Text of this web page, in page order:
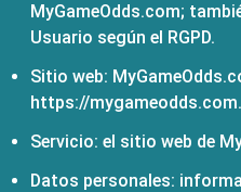
MyGameOdds.com;
Usuario según el RGPD.
Sitio web:
https://mygameodds.com.
Servicio: el sitio web de
Datos personales: